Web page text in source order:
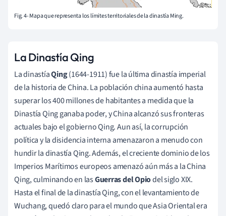
Fig. 4- Mapa que representa los límites territoriales de la dinastía Ming.
La Dinastía Qing
La dinastíaQing(1644-1911) fue la última dinastía imperial
de la historia de China. La población china aumentó hasta
superar los 400 millones de habitantes a medida que la
Dinastía Qing ganaba poder, y China alcanzó sus fronteras
actuales bajo el gobierno Qing. Aun así, la corrupción
política y la disidencia interna amenazaron a menudo con
hundir la dinastía Qing. Además, el creciente dominio de los
Imperios Marítimos europeos amenazó aún más a la China
Qing, culminando en lasGuerras del Opiodel siglo XIX.
Hasta el final de la dinastía Qing, con el levantamiento de
Wuchang, quedó claro para el mundo que Asia Oriental era